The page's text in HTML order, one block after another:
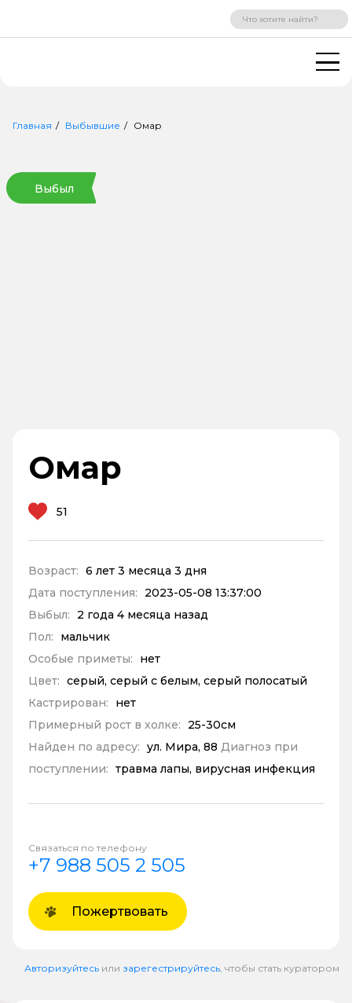
ВХОД РЕГИСТРАЦИЯ
Главная Выбывшие Омар
Выбыл
Омар
51
Возраст: 6 лет 3 месяца 3 дня
Дата поступления:
2023-05-08 13:37:00
Выбыл:
2 года 4 месяца назад
Пол:
мальчик
Особые приметы:
нет
Цвет: серый, серый с белым, серый полосатый
Кастрирован:
нет
Примерный рост в холке:
25-30см
Найден по адресу: ул. Мира, 88 Диагноз при
поступлении: травма лапы, вирусная инфекция
Связаться по телефону
+7 988 505 2 505
Пожертвовать
Авторизуйтесь или зарегестрируйтесь , чтобы стать куратором